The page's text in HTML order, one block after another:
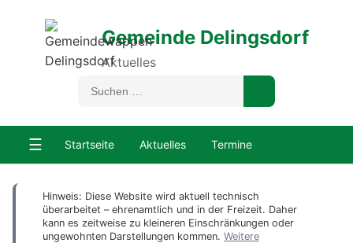
Gemeinde Delingsdorf
Aktuelles
☰ Startseite Aktuelles Termine
Hinweis: Diese Website wird aktuell technisch
überarbeitet – ehrenamtlich und in der Freizeit. Daher
kann es zeitweise zu kleineren Einschränkungen oder
ungewohnten Darstellungen kommen. Weitere